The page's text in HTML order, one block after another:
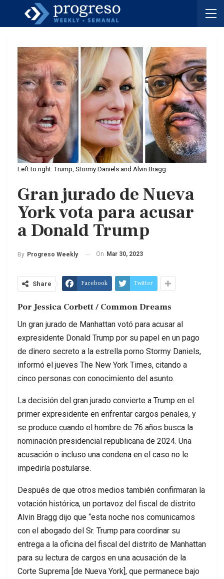
Left to right: Trump, Stormy Daniels and Alvin Bragg.
Gran jurado de Nueva
York vota para acusar
a Donald Trump
By Progreso Weekly On Mar 30, 2023
Share Facebook Twitter
Por Jessica Corbett / Common Dreams
Un gran jurado de Manhattan votó para acusar al
expresidente Donald Trump por su papel en un pago
de dinero secreto a la estrella porno Stormy Daniels,
informó el jueves The New York Times, citando a
cinco personas con conocimiento del asunto.
La decisión del gran jurado convierte a Trump en el
primer expresidente en enfrentar cargos penales, y
se produce cuando el hombre de 76 años busca la
nominación presidencial republicana de 2024. Una
acusación o incluso una condena en el caso no le
impediría postularse.
Después de que otros medios también confirmaran la
votación histórica, un portavoz del fiscal de distrito
Alvin Bragg dijo que “esta noche nos comunicamos
con el abogado del Sr. Trump para coordinar su
entrega a la oficina del fiscal del distrito de Manhattan
para su lectura de cargos en una acusación de la
Corte Suprema [de Nueva York], que permanece bajo